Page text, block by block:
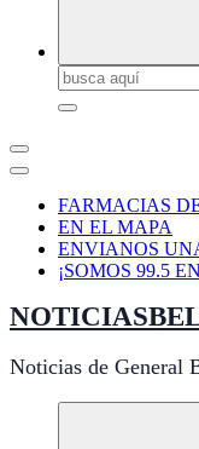
Buscar:
FARMACIAS
EN EL MAPA
ENVIANOS
¡SOMOS 99.5
Noticias de General